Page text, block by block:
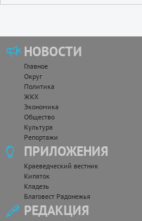
НОВОСТИ
Главное
Округ
Политика
ЖКХ
Экономика
Общество
Культура
Репортажи
ПРИЛОЖЕНИЯ
Краеведческий вестник
Кипяток
Кладезь
Благовест Радонежья
РЕДАКЦИЯ